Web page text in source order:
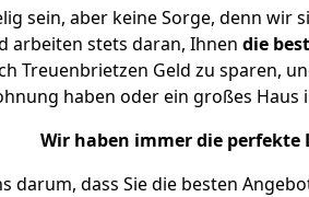
sein, aber keine Sorge, denn wir
arbeiten stets daran, Ihnen die
Treuenbrietzen Geld zu sparen,
haben oder ein großes
Wir haben immer die perfekte
darum, dass Sie die besten